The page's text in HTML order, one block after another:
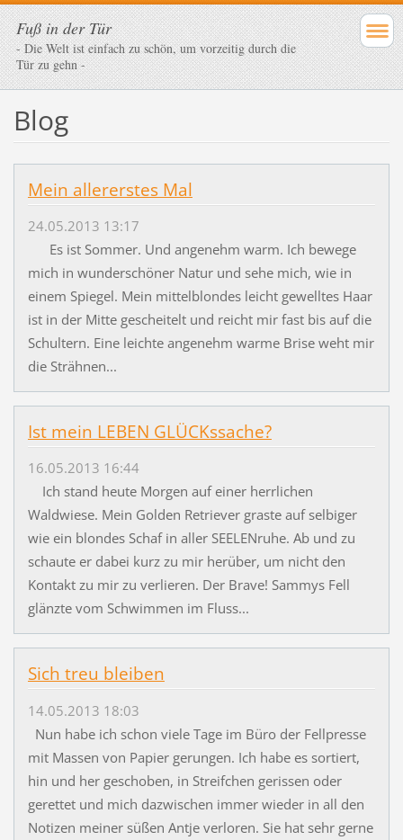
Fuß in der Tür
- Die Welt ist einfach zu schön, um vorzeitig durch die
Tür zu gehn -
Blog
Mein allererstes Mal
24.05.2013 13:17
Es ist Sommer. Und angenehm warm. Ich bewege
mich in wunderschöner Natur und sehe mich, wie in
einem Spiegel. Mein mittelblondes leicht gewelltes Haar
ist in der Mitte gescheitelt und reicht mir fast bis auf die
Schultern. Eine leichte angenehm warme Brise weht mir
die Strähnen...
Ist mein LEBEN GLÜCKssache?
16.05.2013 16:44
Ich stand heute Morgen auf einer herrlichen
Waldwiese. Mein Golden Retriever graste auf selbiger
wie ein blondes Schaf in aller SEELENruhe. Ab und zu
schaute er dabei kurz zu mir herüber, um nicht den
Kontakt zu mir zu verlieren. Der Brave! Sammys Fell
glänzte vom Schwimmen im Fluss...
Sich treu bleiben
14.05.2013 18:03
Nun habe ich schon viele Tage im Büro der Fellpresse
mit Massen von Papier gerungen. Ich habe es sortiert,
hin und her geschoben, in Streifchen gerissen oder
gerettet und mich dazwischen immer wieder in all den
Notizen meiner süßen Antje verloren. Sie hat sehr gerne